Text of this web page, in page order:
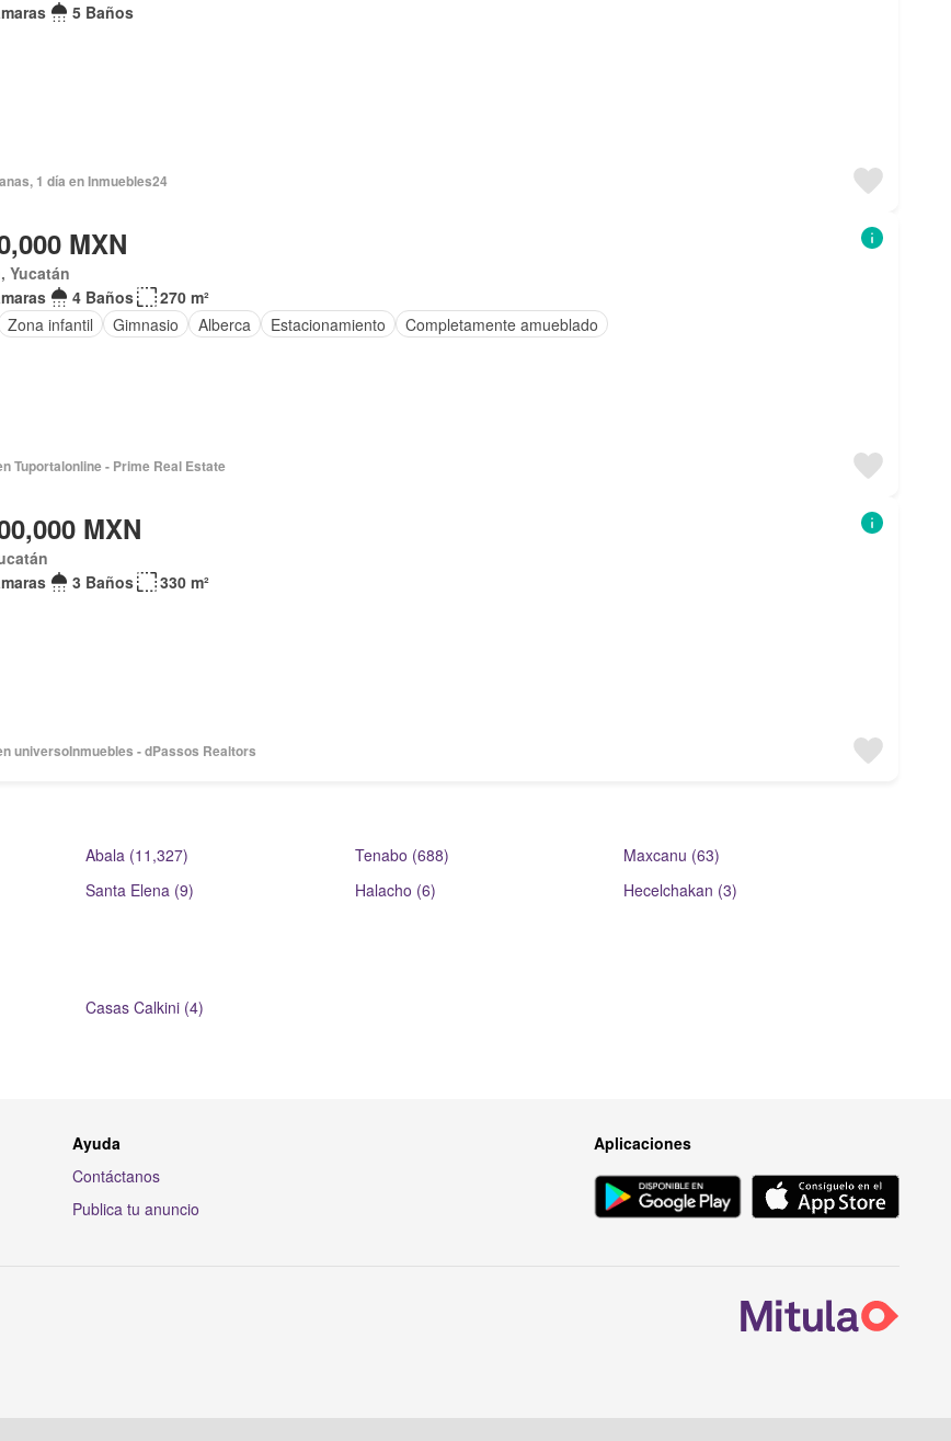
5 Baños
1 día en Inmuebles24
MXN
Yucatán
4 Baños
270 m²
Zona infantil Gimnasio Alberca Estacionamiento Completamente amueblado
Tuportalonline - Prime Real Estate
MXN
3 Baños
330 m²
universoInmuebles - dPassos Realtors
Abala (11,327) Tenabo (688)
Maxcanu (63)
Santa Elena (9) Halacho (6) Hecelchakan (3)
Casas Calkini (4)
Ayuda
Contáctanos
Publica tu anuncio
Aplicaciones